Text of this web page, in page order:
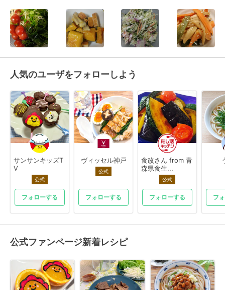
人気のユーザをフォローしよう
サンサンキッズT
V
公式
フォローする
ヴィッセル神戸
公式
フォローする
食改さん from 青
森県食生...
公式
フォローする フ
公式ファンページ新着レシピ